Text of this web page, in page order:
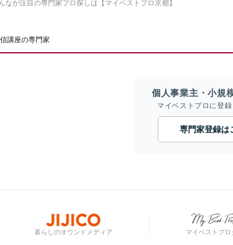
が注目の専門家プロ探しは【マイベストプロ京都】
講座の専門家
個人事業主・小規
マイベストプロに登録
専門家登録は
暮らしのオウンドメディア マイベストプ